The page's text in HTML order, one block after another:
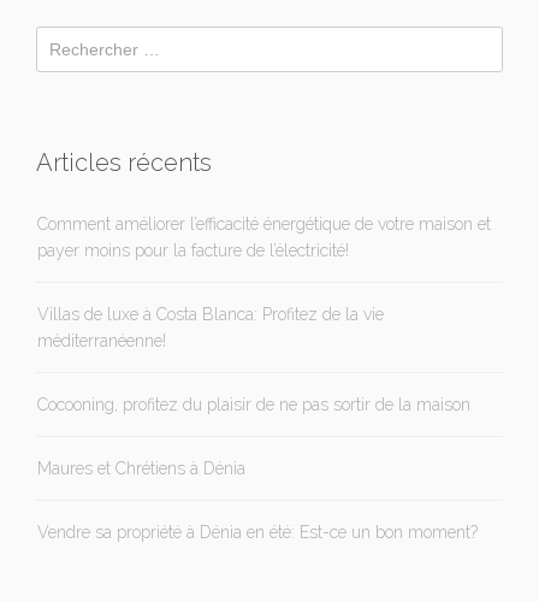
Articles récents
Comment améliorer l’efficacité énergétique de votre maison et
payer moins pour la facture de l’électricité!
Villas de luxe à Costa Blanca: Profitez de la vie
méditerranéenne!
Cocooning, profitez du plaisir de ne pas sortir de la maison
Maures et Chrétiens à Dénia
Vendre sa propriété à Dénia en été: Est-ce un bon moment?